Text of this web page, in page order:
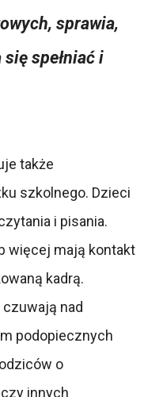
sprawia,
spełniać i
także
szkolnego. Dzieci
i pisania.
więcej mają kontakt
kadrą.
nad
podopiecznych
o
innych